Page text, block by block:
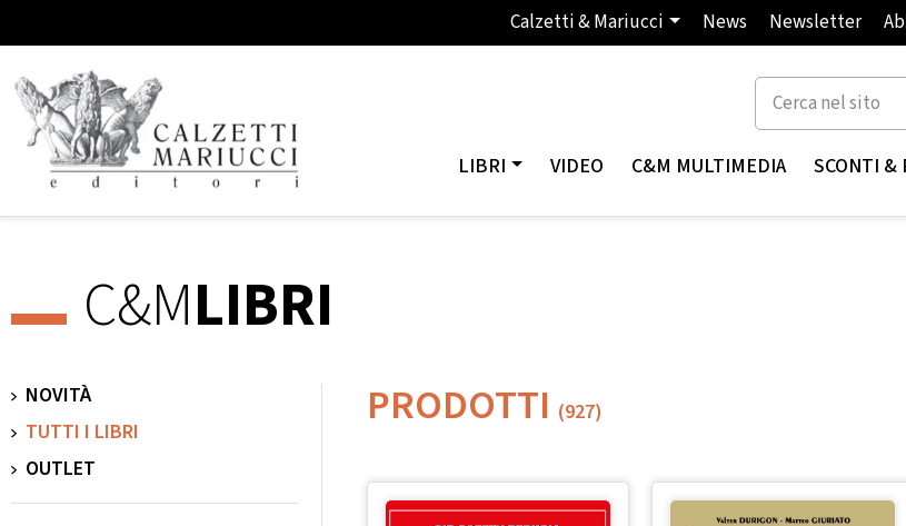
Calzetti & Mariucci News Newsletter
LIBRI VIDEO C&M MULTIMEDIA SCONTI &
C&MLIBRI
NOVITÀ
TUTTI I LIBRI
OUTLET
PRODOTTI (927)